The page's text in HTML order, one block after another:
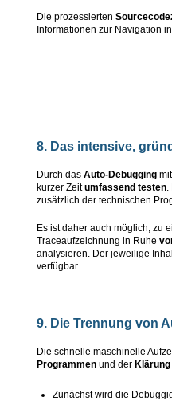
Die prozessierten
Informationen zur Navigation
8. Das intensive,
Durch das Auto-Debuggingmit
kurzer Zeitumfassend testen.
zusätzlich der technischen
Es ist daher auch möglich, zu
Traceaufzeichnung in Ruhe
analysieren. Der jeweilige
verfügbar.
9. Die Trennung von
Die schnelle maschinelle
Programmenund der
Zunächst wird die